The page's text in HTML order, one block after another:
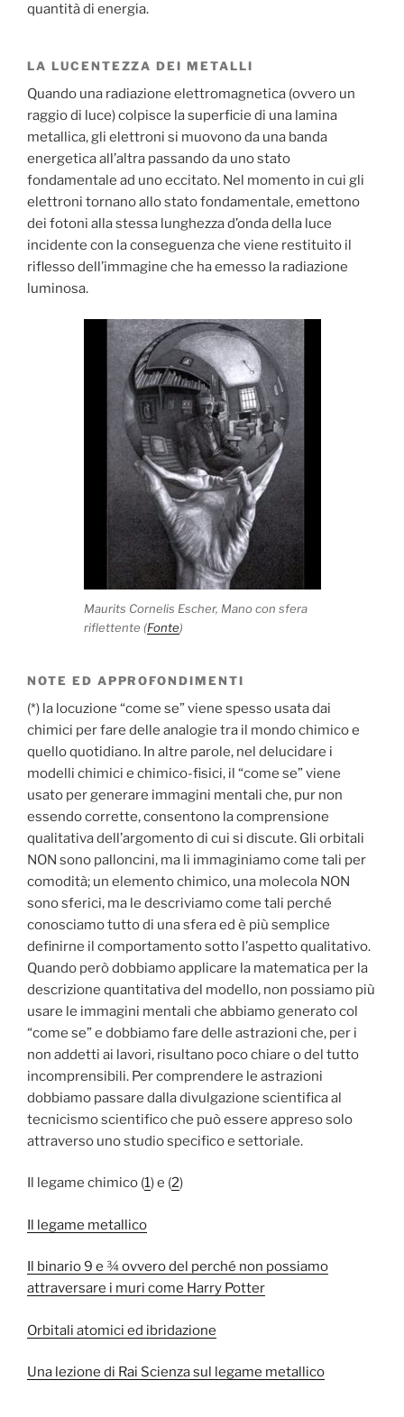
quantità di energia.
LA LUCENTEZZA DEI METALLI
Quando una radiazione elettromagnetica (ovvero un
raggio di luce) colpisce la superficie di una lamina
metallica, gli elettroni si muovono da una banda
energetica all’altra passando da uno stato
fondamentale ad uno eccitato. Nel momento in cui gli
elettroni tornano allo stato fondamentale, emettono
dei fotoni alla stessa lunghezza d’onda della luce
incidente con la conseguenza che viene restituito il
riflesso dell’immagine che ha emesso la radiazione
luminosa.
Maurits Cornelis Escher, Mano con sfera
riflettente (Fonte)
NOTE ED APPROFONDIMENTI
(*) la locuzione “come se” viene spesso usata dai
chimici per fare delle analogie tra il mondo chimico e
quello quotidiano. In altre parole, nel delucidare i
modelli chimici e chimico-fisici, il “come se” viene
usato per generare immagini mentali che, pur non
essendo corrette, consentono la comprensione
qualitativa dell’argomento di cui si discute. Gli orbitali
NON sono palloncini, ma li immaginiamo come tali per
comodità; un elemento chimico, una molecola NON
sono sferici, ma le descriviamo come tali perché
conosciamo tutto di una sfera ed è più semplice
definirne il comportamento sotto l’aspetto qualitativo.
Quando però dobbiamo applicare la matematica per la
descrizione quantitativa del modello, non possiamo più
usare le immagini mentali che abbiamo generato col
“come se” e dobbiamo fare delle astrazioni che, per i
non addetti ai lavori, risultano poco chiare o del tutto
incomprensibili. Per comprendere le astrazioni
dobbiamo passare dalla divulgazione scientifica al
tecnicismo scientifico che può essere appreso solo
attraverso uno studio specifico e settoriale.
Il legame chimico (1) e (2)
Il legame metallico
Il binario 9 e ¾ ovvero del perché non possiamo
attraversare i muri come Harry Potter
Orbitali atomici ed ibridazione
Una lezione di Rai Scienza sul legame metallico